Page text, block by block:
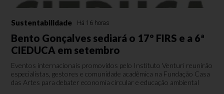
Sustentabilidade Há 16 horas
Bento Gonçalves sediará o 17º FIRS e a 6ª
CIEDUCA em setembro
Eventos internacionais promovidos pelo Instituto Venturi reunirão
especialistas, gestores e comunidade acadêmica na Fundação Casa
das Artes para debater economia circular e educação ambiental